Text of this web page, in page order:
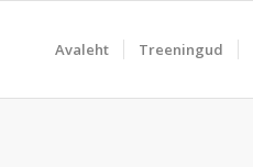
Avaleht Treeningud